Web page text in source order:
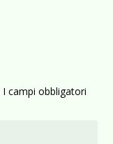
I campi obbligatori